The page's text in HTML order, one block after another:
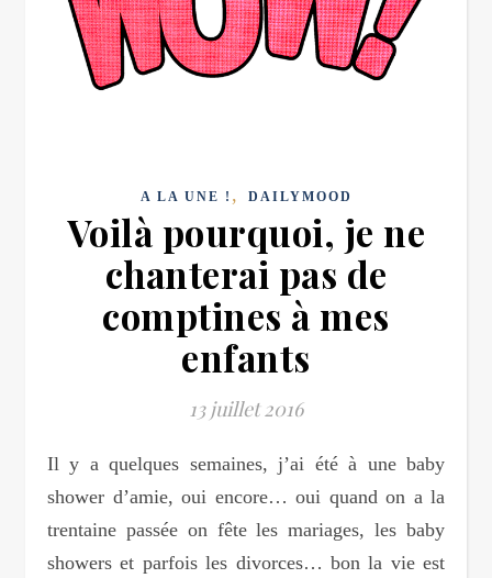
A LA UNE ! , DAILYMOOD
Voilà pourquoi, je ne
chanterai pas de
comptines à mes
enfants
13 juillet 2016
Il y a quelques semaines, j’ai été à une baby
shower d’amie, oui encore… oui quand on a la
trentaine passée on fête les mariages, les baby
showers et parfois les divorces… bon la vie est